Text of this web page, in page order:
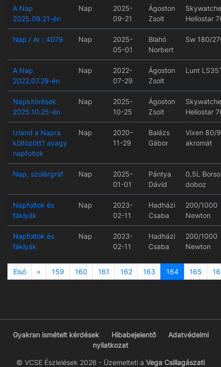
A Nap
2025.09.21-én
Nap
2025-
09-21
Ágoston
Zsolt
Heliostar
Nap / Ar : 4079 Nap
2025-
05-01
Blahó
Norbert
Sw 180/
A Nap
2022.07.29-én
Nap
2022-
07-29
Ágoston
Zsolt
Lunt
Napkitörések
2025.10.25-én
Nap
2025-
10-25
Ágoston
Zsolt
Heliostar
Izland a Napra
költözött? avagy
napfoltok
Nap
2020-
11-29
Balázs
Gábor
Vixen 80/
akromát
Nap, szolárgráf Nap
2025-
01-01
Pántya
Dávid
0,5L
doboz
Napfoltok és
fáklyák
Nap
2023-
02-11
Hadházi
Csaba
200/1000
Newton
Napfoltok és
fáklyák
Nap
2023-
02-11
Hadházi
Csaba
200/1000
Newton
Első «Previous
159 160 161 162 163 164 165
Gyakran ismételt kérdések Hibabejelentő
Adatvédelmi
nyilatkozat
© VCSE Észlelések 2026 - Üzemelteti a Vega Csillagászati